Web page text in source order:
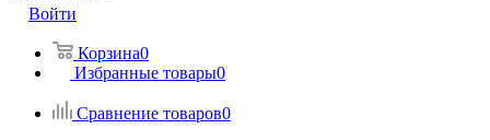
Войти
Корзина0
Избранные товары0
Сравнение товаров0